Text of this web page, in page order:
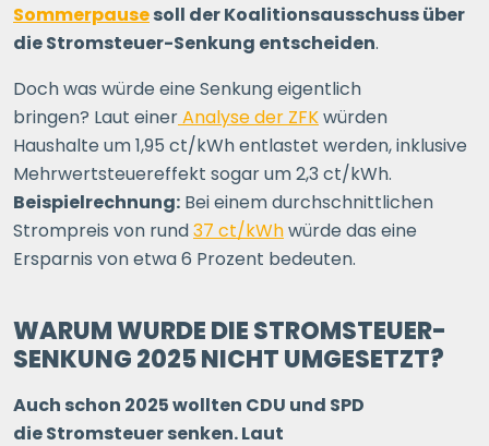
Sommerpausesoll der Koalitionsausschuss über
die Stromsteuer-Senkung entscheiden.
Doch was würde eine Senkung eigentlich
bringen? Laut einerAnalyse der ZFKwürden
Haushalte um 1,95 ct/kWh entlastet werden, inklusive
Mehrwertsteuereffekt sogar um 2,3 ct/kWh.
Beispielrechnung: Bei einem durchschnittlichen
Strompreis von rund37 ct/kWhwürde das eine
Ersparnis von etwa 6 Prozent bedeuten.
WARUM WURDE DIE STROMSTEUER-
SENKUNG 2025 NICHT UMGESETZT?
Auch schon 2025 wollten CDU und SPD
die Stromsteuer senken. Laut